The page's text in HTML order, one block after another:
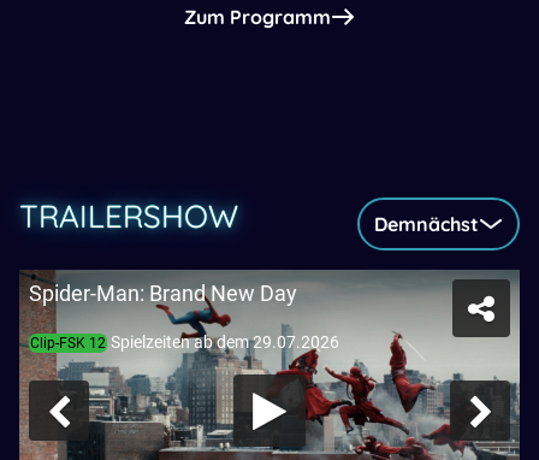
Zum Programm
TRAILERSHOW Demnächst
Spider-Man: Brand New Day
Clip-FSK 12 Spielzeiten ab dem 29.07.2026